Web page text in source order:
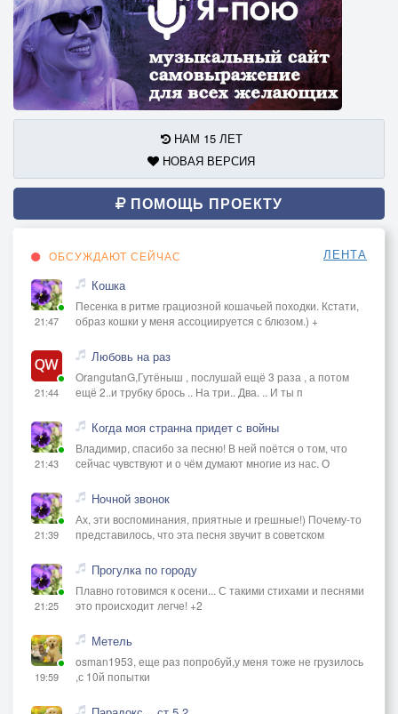
НАМ 15 ЛЕТ
НОВАЯ ВЕРСИЯ
ПОМОЩЬ ПРОЕКТУ
ОБСУЖДАЮТ СЕЙЧАС ЛЕНТА
21:47
Кошка
Песенка в ритме грациозной кошачьей походки. Кстати,
образ кошки у меня ассоциируется с блюзом.) +
21:44
Любовь на раз
OrangutanG,Гутёныш , послушай ещё 3 раза , а потом
ещё 2..и трубку брось .. На три.. Два. .. И ты п
21:43
Когда моя странна придет с войны
Владимир, спасибо за песню! В ней поётся о том, что
сейчас чувствуют и о чём думают многие из нас. О
21:39
Ночной звонок
Ах, эти воспоминания, приятные и грешные!) Почему-то
представилось, что эта песня звучит в советском
21:25
Прогулка по городу
Плавно готовимся к осени... С такими стихами и песнями
это происходит легче! +2
19:59
Метель
osman1953, еще раз попробуй,у меня тоже не грузилось
,с 10й попытки